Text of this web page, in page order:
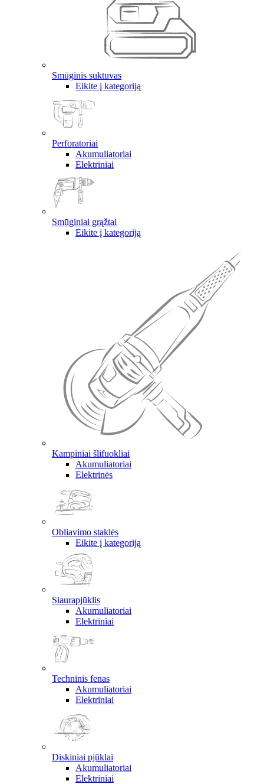
Smūginis suktuvas
Eikite į kategoriją
Perforatoriai
Akumuliatoriai
Elektriniai
Smūginiai grąžtai
Eikite į kategoriją
Kampiniai šlifuokliai
Akumuliatoriai
Elektrinės
Obliavimo staklės
Eikite į kategoriją
Siaurapjūklis
Akumuliatoriai
Elektriniai
Techninis fenas
Akumuliatoriai
Elektriniai
Diskiniai pjūklai
Akumuliatoriai
Elektriniai